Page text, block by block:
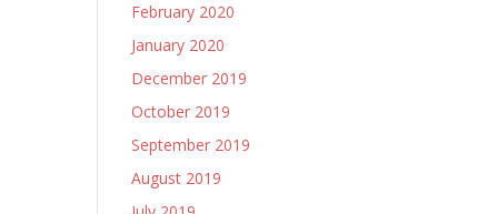
February 2020
January 2020
December 2019
October 2019
September 2019
August 2019